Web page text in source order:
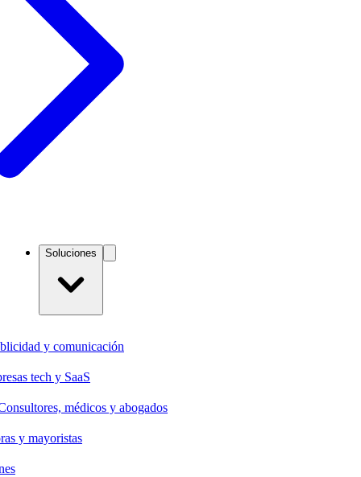
Soluciones
y comunicación
tech y SaaS
médicos y abogados
y mayoristas